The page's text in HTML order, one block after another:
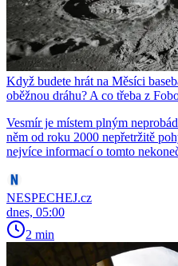
Když budete hrát na Měsíci
oběžnou dráhu? A co třeba z
Vesmír je místem plným
něm od roku 2000 nepřetržitě
nejvíce informací o tomto
NESPECHEJ.cz
dnes, 05:00
2 min